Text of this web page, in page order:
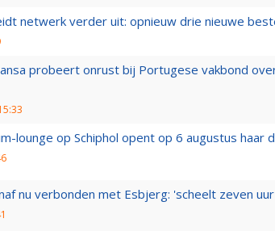
netwerk verder uit: opnieuw drie nieuwe
probeert onrust bij Portugese vakbond
lounge op Schiphol opent op 6 augustus haar
nu verbonden met Esbjerg: 'scheelt zeven